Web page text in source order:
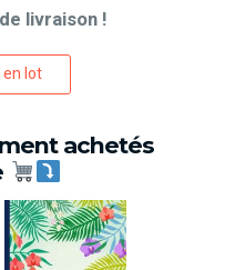
livraison !
lot
achetés